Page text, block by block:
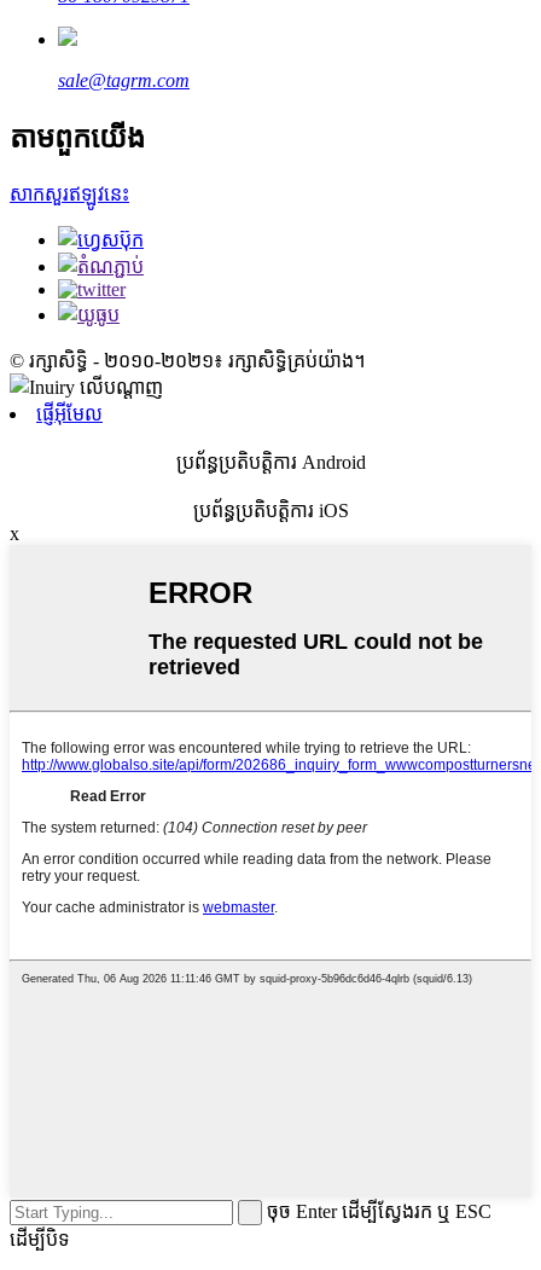
sale@tagrm.com
តាម​ពួក​យើង
សាកសួរឥឡូវនេះ
© រក្សាសិទ្ធិ - ២០១០-២០២១៖ រក្សាសិទ្ធិគ្រប់យ៉ាង។
ផ្ញើអ៊ីមែល
ប្រព័ន្ធប្រតិបត្តិការ Android
ប្រព័ន្ធប្រតិបត្តិការ iOS
x
ចុច Enter ដើម្បីស្វែងរក ឬ ESC
ដើម្បីបិទ